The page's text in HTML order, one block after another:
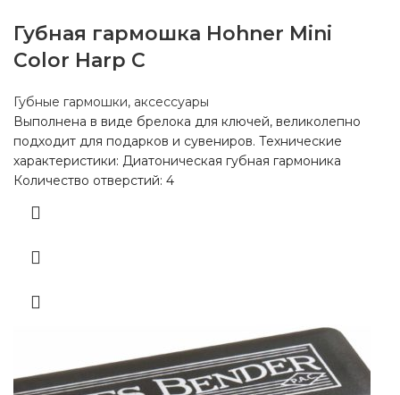
Губная гармошка Hohner Mini
Color Harp C
Губные гармошки, аксессуары
Выполнена в виде брелока для ключей, великолепно
подходит для подарков и сувениров. Технические
характеристики: Диатоническая губная гармоника
Количество отверстий: 4